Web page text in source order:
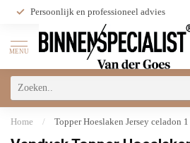
Persoonlijk en professioneel advies
MENU
Home / Topper Hoeslaken Jersey celadon